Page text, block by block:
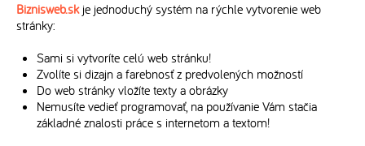
Biznisweb.skje jednoduchý systém na rýchle vytvorenie web
stránky:
Sami si vytvoríte celú web stránku!
Zvolíte si dizajn a farebnosť z predvolených možností
Do web stránky vložíte texty a obrázky
Nemusíte vedieť programovať, na používanie Vám stačia
základné znalosti práce s internetom a textom!